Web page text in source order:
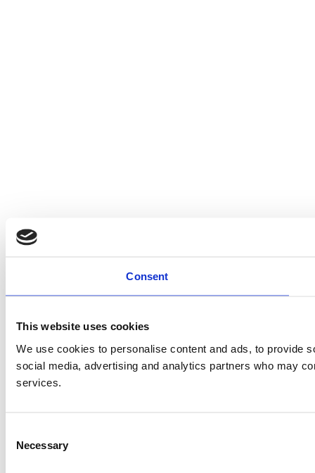
Consent
This website uses cookies
We use cookies to personalise content and ads, to provide
social media, advertising and analytics partners who may
services.
Selection
Necessary